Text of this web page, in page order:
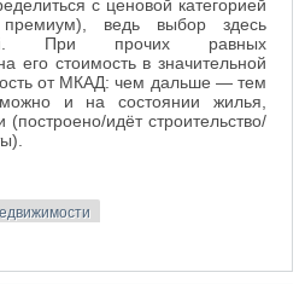
с ценовой категорией
ведь выбор здесь
При прочих равных
его стоимость в значительной
от МКАД: чем дальше — тем
и на состоянии жилья,
идёт строительство/